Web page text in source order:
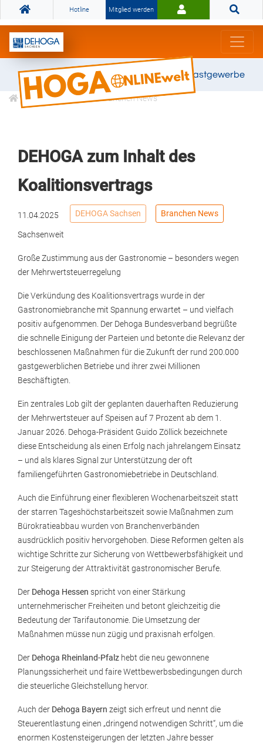
Hotline Mitglied werden
Gemeinsam stark für das Gastgewerbe
Informationen Branchen News
DEHOGA zum Inhalt des
Koalitionsvertrags
11.04.2025 DEHOGA Sachsen Branchen News
Sachsenweit
Große Zustimmung aus der Gastronomie – besonders wegen
der Mehrwertsteuerregelung
Die Verkündung des Koalitionsvertrags wurde in der
Gastronomiebranche mit Spannung erwartet – und vielfach
positiv aufgenommen. Der Dehoga Bundesverband begrüßte
die schnelle Einigung der Parteien und betonte die Relevanz der
beschlossenen Maßnahmen für die Zukunft der rund 200.000
gastgewerblichen Betriebe und ihrer zwei Millionen
Beschäftigten.
Ein zentrales Lob gilt der geplanten dauerhaften Reduzierung
der Mehrwertsteuer auf Speisen auf 7 Prozent ab dem 1.
Januar 2026. Dehoga-Präsident Guido Zöllick bezeichnete
diese Entscheidung als einen Erfolg nach jahrelangem Einsatz
– und als klares Signal zur Unterstützung der oft
familiengeführten Gastronomiebetriebe in Deutschland.
Auch die Einführung einer flexibleren Wochenarbeitszeit statt
der starren Tageshöchstarbeitszeit sowie Maßnahmen zum
Bürokratieabbau wurden von Branchenverbänden
ausdrücklich positiv hervorgehoben. Diese Reformen gelten als
wichtige Schritte zur Sicherung von Wettbewerbsfähigkeit und
zur Steigerung der Attraktivität gastronomischer Berufe.
Der Dehoga Hessen spricht von einer Stärkung
unternehmerischer Freiheiten und betont gleichzeitig die
Bedeutung der Tarifautonomie. Die Umsetzung der
Maßnahmen müsse nun zügig und praxisnah erfolgen.
Der Dehoga Rheinland-Pfalz hebt die neu gewonnene
Planungssicherheit und faire Wettbewerbsbedingungen durch
die steuerliche Gleichstellung hervor.
Auch der Dehoga Bayern zeigt sich erfreut und nennt die
Steuerentlastung einen „dringend notwendigen Schritt“, um die
enormen Kostensteigerungen der letzten Jahre besser